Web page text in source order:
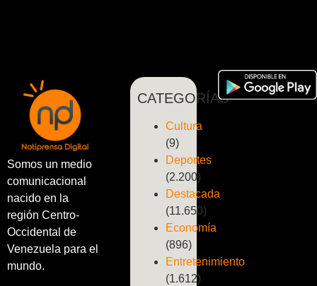
Somos un medio
comunicacional
nacido en la
región Centro-
Occidental de
Venezuela para el
mundo.
CATEGORÍAS
Cultura
(9)
Deportes
(2.200)
Destacada
(11.650)
Economía
(896)
Entretenimiento
(1.612)